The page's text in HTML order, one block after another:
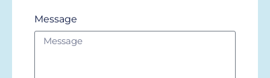
Message